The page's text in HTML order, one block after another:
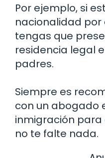
Por ejemplo, si
nacionalidad por
tengas que
residencia legal
padres.
Siempre es
con un abogado
inmigración
no te falte nada.